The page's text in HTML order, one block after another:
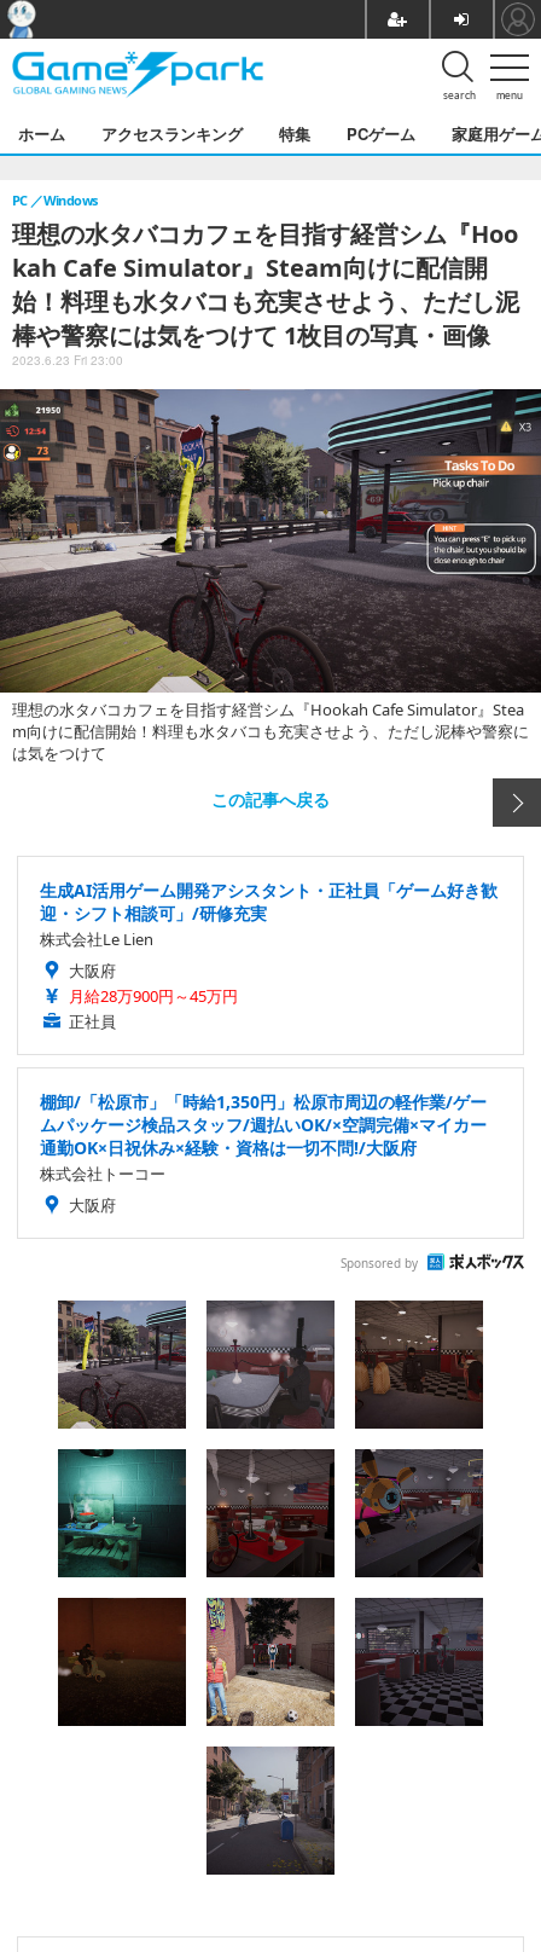
menu
search
ホーム アクセスランキング 特集 PCゲーム 家庭用ゲー
理想の水タバコカフェを目指す経営シム『Hoo
kah Cafe Simulator』Steam向けに配信開
始！料理も水タバコも充実させよう、ただし泥
棒や警察には気をつけて 1枚目の写真・画像
PC Windows
2023.6.23 Fri 23:00
理想の水タバコカフェを目指す経営シム『Hookah Cafe Simulator』Stea
m向けに配信開始！料理も水タバコも充実させよう、ただし泥棒や警察に
は気をつけて
この記事へ戻る
生成AI活用ゲーム開発アシスタント・正社員「ゲーム好き歓
迎・シフト相談可」/研修充実
株式会社Le Lien
大阪府
月給28万900円～45万円
正社員
棚卸/「松原市」「時給1,350円」松原市周辺の軽作業/ゲー
ムパッケージ検品スタッフ/週払いOK/×空調完備×マイカー
通勤OK×日祝休み×経験・資格は一切不問!/大阪府
株式会社トーコー
大阪府
Sponsored by